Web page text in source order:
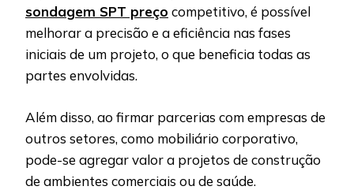
sondagem SPT preço competitivo, é possível
melhorar a precisão e a eficiência nas fases
iniciais de um projeto, o que beneficia todas as
partes envolvidas.
Além disso, ao firmar parcerias com empresas de
outros setores, como mobiliário corporativo,
pode-se agregar valor a projetos de construção
de ambientes comerciais ou de saúde.